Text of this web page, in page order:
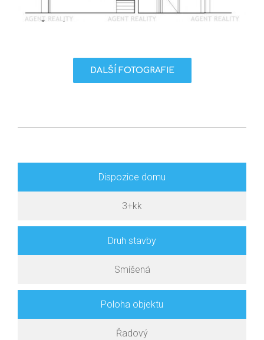
DALŠÍ FOTOGRAFIE
Dispozice domu
3+kk
Druh stavby
Smíšená
Poloha objektu
Řadový